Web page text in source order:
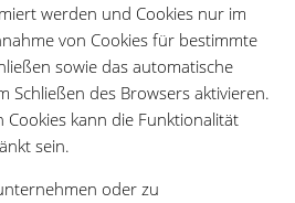
werden und Cookies nur im
von Cookies für bestimmte
sowie das automatische
Schließen des Browsers aktivieren.
Cookies kann die Funktionalität
sein.
oder zu